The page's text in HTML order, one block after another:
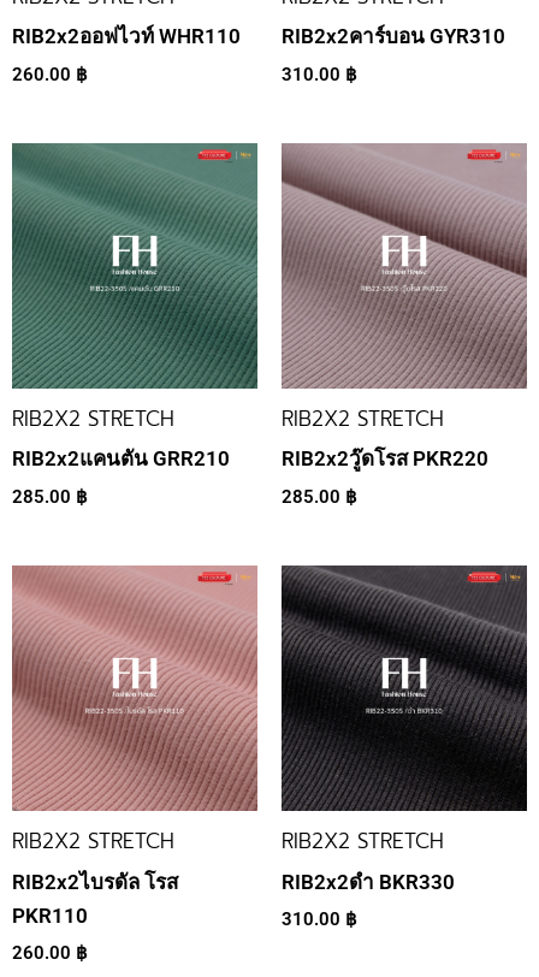
RIB2x2ออฟไวท์ WHR110
260.00 ฿
RIB2x2คาร์บอน GYR310
310.00 ฿
RIB2X2 STRETCH
RIB2x2แคนตัน GRR210
285.00 ฿
RIB2X2 STRETCH
RIB2x2วู๊ดโรส PKR220
285.00 ฿
RIB2X2 STRETCH
RIB2x2ไบรดัล โรส
PKR110
260.00 ฿
RIB2X2 STRETCH
RIB2x2ดำ BKR330
310.00 ฿